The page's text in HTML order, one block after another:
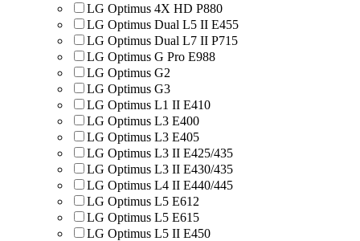
LG Optimus 4X HD P880
LG Optimus Dual L5 II E455
LG Optimus Dual L7 II P715
LG Optimus G Pro E988
LG Optimus G2
LG Optimus G3
LG Optimus L1 II E410
LG Optimus L3 E400
LG Optimus L3 E405
LG Optimus L3 II E425/435
LG Optimus L3 II E430/435
LG Optimus L4 II E440/445
LG Optimus L5 E612
LG Optimus L5 E615
LG Optimus L5 II E450